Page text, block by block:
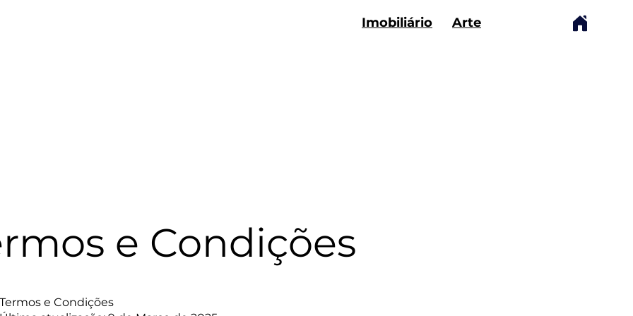
Imobiliário Arte
e Condições
Termos e Condições